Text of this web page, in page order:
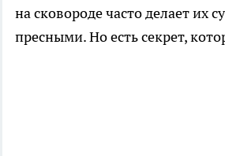
на сковороде часто делает их
пресными. Но есть секрет,